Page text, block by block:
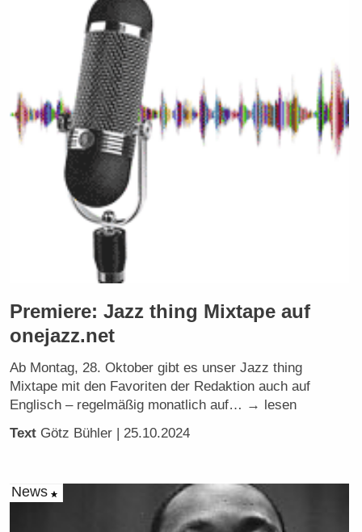
Premiere: Jazz thing Mixtape auf
onejazz.net
Ab Montag, 28. Oktober gibt es unser Jazz thing
Mixtape mit den Favoriten der Redaktion auch auf
Englisch – regelmäßig monatlich auf… → lesen
Text Götz Bühler | 25.10.2024
News